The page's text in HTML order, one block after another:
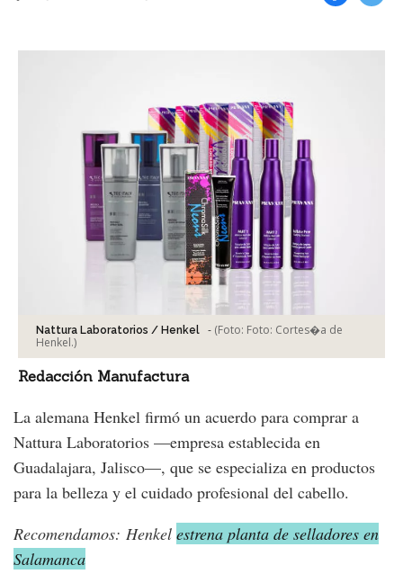
Nattura Laboratorios / Henkel - (Foto: Foto: Cortes�a de
Henkel.)
Redacción Manufactura
La alemana Henkel firmó un acuerdo para comprar a
Nattura Laboratorios —empresa establecida en
Guadalajara, Jalisco—, que se especializa en productos
para la belleza y el cuidado profesional del cabello.
Recomendamos: Henkel estrena planta de selladores en
Salamanca